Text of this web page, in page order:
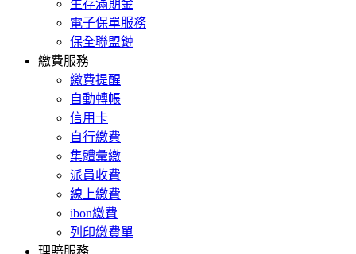
生存滿期金
電子保單服務
保全聯盟鏈
繳費服務
繳費提醒
自動轉帳
信用卡
自行繳費
集體彙繳
派員收費
線上繳費
ibon繳費
列印繳費單
理賠服務